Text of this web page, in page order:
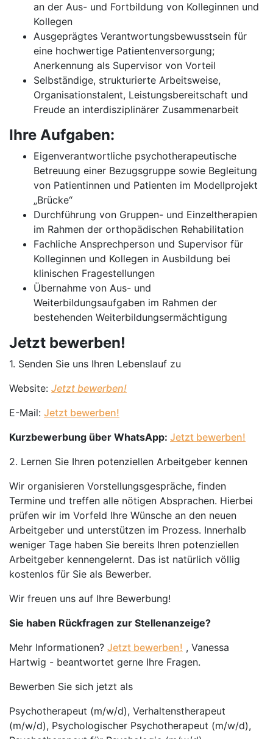
an der Aus- und Fortbildung von Kolleginnen und
Kollegen
Ausgeprägtes Verantwortungsbewusstsein für
eine hochwertige Patientenversorgung;
Anerkennung als Supervisor von Vorteil
Selbständige, strukturierte Arbeitsweise,
Organisationstalent, Leistungsbereitschaft und
Freude an interdisziplinärer Zusammenarbeit
Ihre Aufgaben:
Eigenverantwortliche psychotherapeutische
Betreuung einer Bezugsgruppe sowie Begleitung
von Patientinnen und Patienten im Modellprojekt
„Brücke“
Durchführung von Gruppen- und Einzeltherapien
im Rahmen der orthopädischen Rehabilitation
Fachliche Ansprechperson und Supervisor für
Kolleginnen und Kollegen in Ausbildung bei
klinischen Fragestellungen
Übernahme von Aus- und
Weiterbildungsaufgaben im Rahmen der
bestehenden Weiterbildungsermächtigung
Jetzt bewerben!
1. Senden Sie uns Ihren Lebenslauf zu
Website: Jetzt bewerben!
E-Mail: Jetzt bewerben!
Kurzbewerbung über WhatsApp: Jetzt bewerben!
2. Lernen Sie Ihren potenziellen Arbeitgeber kennen
Wir organisieren Vorstellungsgespräche, finden
Termine und treffen alle nötigen Absprachen. Hierbei
prüfen wir im Vorfeld Ihre Wünsche an den neuen
Arbeitgeber und unterstützen im Prozess. Innerhalb
weniger Tage haben Sie bereits Ihren potenziellen
Arbeitgeber kennengelernt. Das ist natürlich völlig
kostenlos für Sie als Bewerber.
Wir freuen uns auf Ihre Bewerbung!
Sie haben Rückfragen zur Stellenanzeige?
Mehr Informationen? Jetzt bewerben! , Vanessa
Hartwig - beantwortet gerne Ihre Fragen.
Bewerben Sie sich jetzt als
Psychotherapeut (m/w/d), Verhaltenstherapeut
(m/w/d), Psychologischer Psychotherapeut (m/w/d),